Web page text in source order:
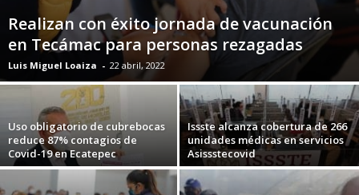
Realizan con éxito jornada de vacunación
en Tecámac para personas rezagadas
Luis Miguel Loaiza - 22 abril, 2022
Uso obligatorio de cubrebocas
reduce 87% contagios de
Covid-19 en Ecatepec
Issste alcanza cobertura de 266
unidades médicas en servicios
Asissstecovid